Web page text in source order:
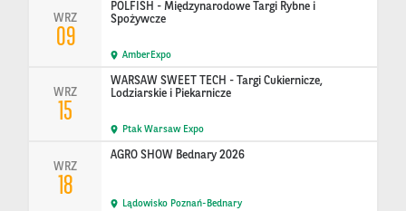
WRZ
09
POLFISH - Międzynarodowe Targi Rybne i
Spożywcze
AmberExpo
WRZ
15
WARSAW SWEET TECH - Targi Cukiernicze,
Lodziarskie i Piekarnicze
Ptak Warsaw Expo
WRZ
18
AGRO SHOW Bednary 2026
Lądowisko Poznań-Bednary